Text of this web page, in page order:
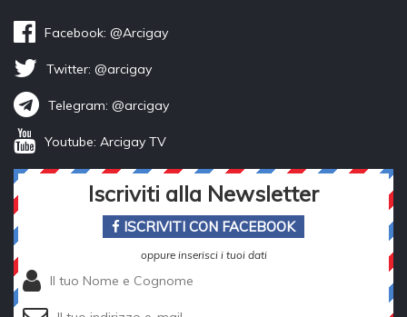
Facebook: @Arcigay
Twitter: @arcigay
Telegram: @arcigay
Youtube: Arcigay TV
Iscriviti alla Newsletter
ISCRIVITI CON FACEBOOK
oppure inserisci i tuoi dati